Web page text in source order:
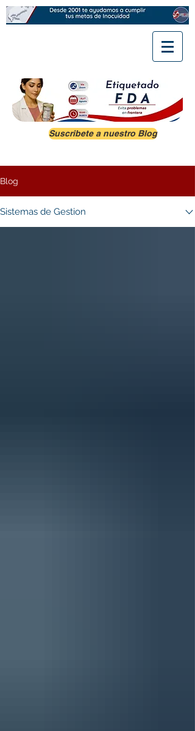
Suscribete a nuestro Blog
Blog
Sistemas de Gestion